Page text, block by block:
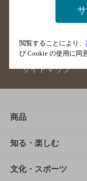
店舗登録方法のご
掲
サイトマップ
商品
商品TOP
商品一覧
知る・楽しむ
知る・楽しむTOP
文化・スポーツ
閲覧することにより、
び Cookie の使用に同